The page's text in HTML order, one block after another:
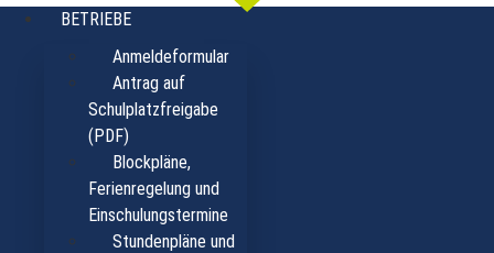
Zum
springen
BETRIEBE
Anmeldeformular
Antrag auf
Schulplatzfreigabe
(PDF)
Blockpläne,
Ferienregelung und
Einschulungstermine
Stundenpläne und